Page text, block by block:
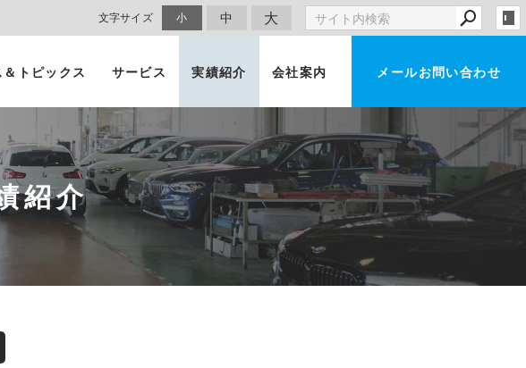
文字サイズ 小 中 大
＆トピックス サービス 実績紹介 会社案内 メールお問い合わせ
紹介